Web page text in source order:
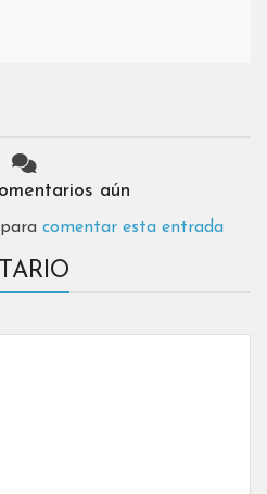
aún
comentar esta entrada